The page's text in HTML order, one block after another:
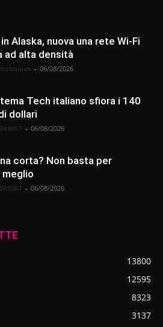
Alaska, nuova una rete Wi-Fi
ad alta densità
- 06/08/2026
Tech italiano sfiora i 140
dollari
- 06/08/2026
corta? Non basta per
meglio
- 06/08/2026
13800
12595
8323
3137